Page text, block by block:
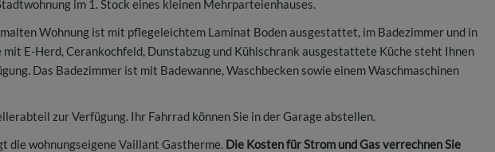
im 1. Stock eines kleinen Mehrparteienhauses.
Wohnung ist mit pflegeleichtem Laminat Boden ausgestattet, im Badezimmer und in
E-Herd, Cerankochfeld, Dunstabzug und Kühlschrank ausgestattete Küche steht Ihnen
Das Badezimmer ist mit Badewanne, Waschbecken sowie einem Waschmaschinen
zur Verfügung. Ihr Fahrrad können Sie in der Garage abstellen.
die wohnungseigene Vaillant Gastherme. Die Kosten für Strom und Gas verrechnen Sie